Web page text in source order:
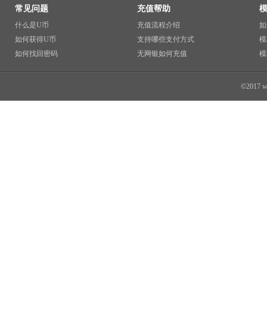
常见问题
什么是U币
如何获得U币
如何找回密码
充值帮助
充值流程介绍
支持哪些支付方式
无网银如何充值
©2017